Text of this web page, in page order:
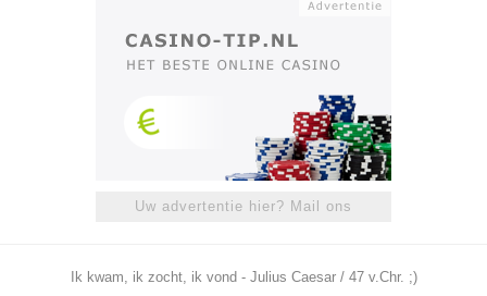
Uw advertentie hier? Mail ons
Ik kwam, ik zocht, ik vond - Julius Caesar / 47 v.Chr. ;)